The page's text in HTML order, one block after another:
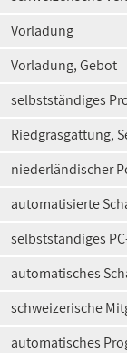
Vorladung
Vorladung, Gebot
selbstständiges
Riedgrasgattung,
niederländischer
automatisierte
selbstständiges
automatisches
schweizerische
automatisches